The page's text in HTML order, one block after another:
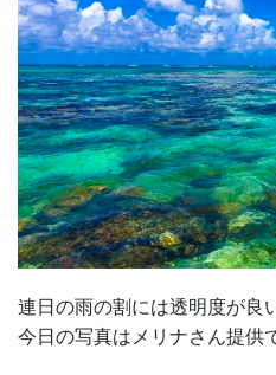
連日の雨の割には透明度が良
今日の写真はメリナさん提供